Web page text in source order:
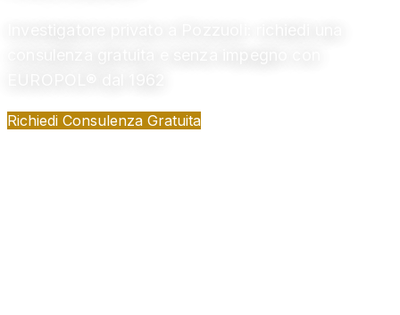
Richiedi Consulenza Gratuita